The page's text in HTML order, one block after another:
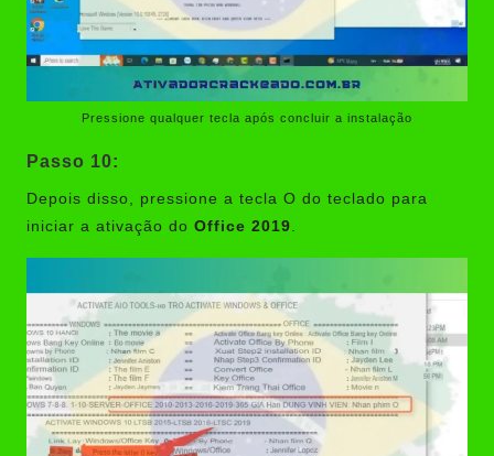
Pressione qualquer tecla após concluir a instalação
Passo 10:
Depois disso, pressione a tecla O do teclado para
iniciar a ativação do Office 2019.